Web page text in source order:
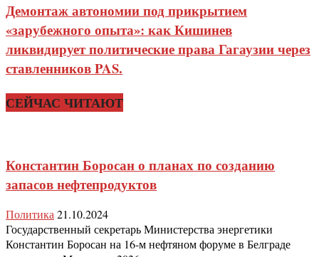
Демонтаж автономии под прикрытием
«зарубежного опыта»: как Кишинев
ликвидирует политические права Гагаузии через
ставленников PAS.
СЕЙЧАС ЧИТАЮТ
Константин Боросан о планах по созданию
запасов нефтепродуктов
Политика21.10.2024
Государственный секретарь Министерства энергетики
Константин Боросан на 16-м нефтяном форуме в Белграде